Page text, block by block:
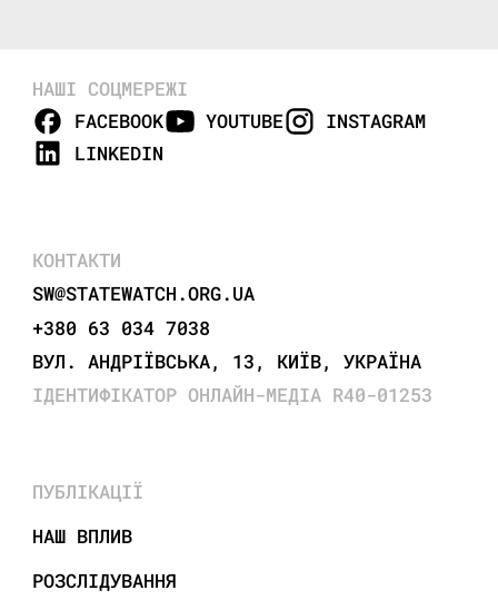
НАШІ СОЦМЕРЕЖІ
FACEBOOK
YOUTUBE
INSTAGRAM
LINKEDIN
КОНТАКТИ
SW@STATEWATCH.ORG.UA
+380 63 034 7038
ВУЛ. АНДРІЇВСЬКА, 13, КИЇВ, УКРАЇНА
ІДЕНТИФІКАТОР ОНЛАЙН-МЕДІА R40-01253
ПУБЛІКАЦІЇ
НАШ ВПЛИВ
РОЗСЛІДУВАННЯ